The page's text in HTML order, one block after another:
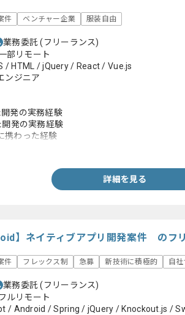
件 ベンチャー企業 服装自由
業務委託(フリーランス)
部リモート
/ HTML / jQuery / React / Vue.js
ンジニア
発の実務経験
開発の実務経験
携わった経験
詳細を見る
】ネイティブアプリ開発案件 のフ
件 フレックス制 急募 新技術に積極的 自
業務委託(フリーランス)
ルリモート
/ Android / Spring / jQuery / Knockout.js /